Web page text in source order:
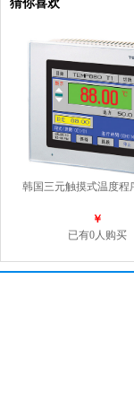
猜你喜欢
韩国三元触摸式温度程
￥
已有0人购买